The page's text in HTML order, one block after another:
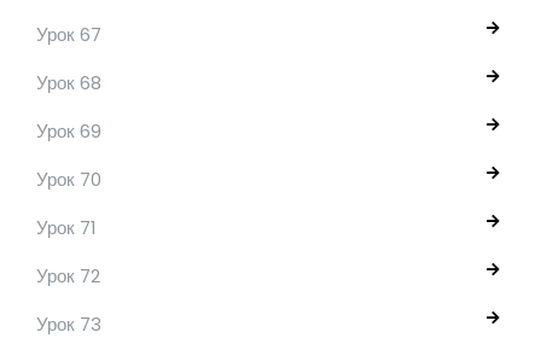
Урок 67
Урок 68
Урок 69
Урок 70
Урок 71
Урок 72
Урок 73